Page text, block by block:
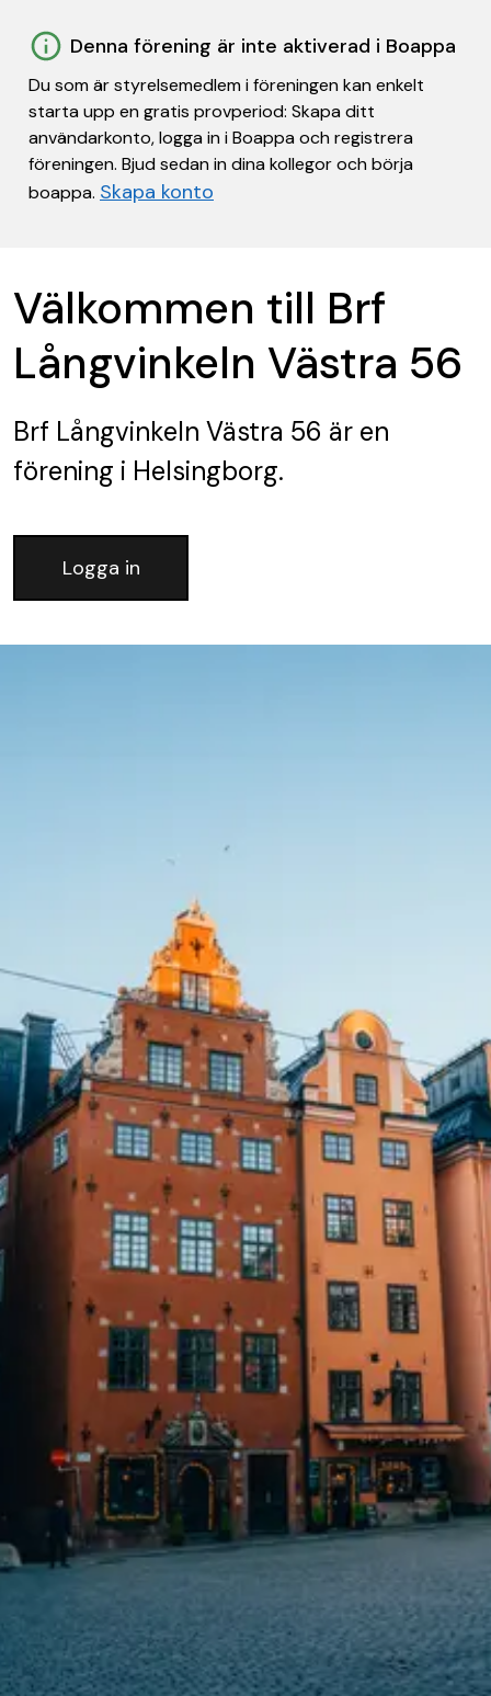
Denna förening är inte aktiverad i Boappa
Du som är styrelsemedlem i föreningen kan enkelt
starta upp en gratis provperiod: Skapa ditt
användarkonto, logga in i Boappa och registrera
föreningen. Bjud sedan in dina kollegor och börja
boappa. Skapa konto
Välkommen till Brf
Långvinkeln Västra 56
Brf Långvinkeln Västra 56 är en
förening i Helsingborg.
Logga in